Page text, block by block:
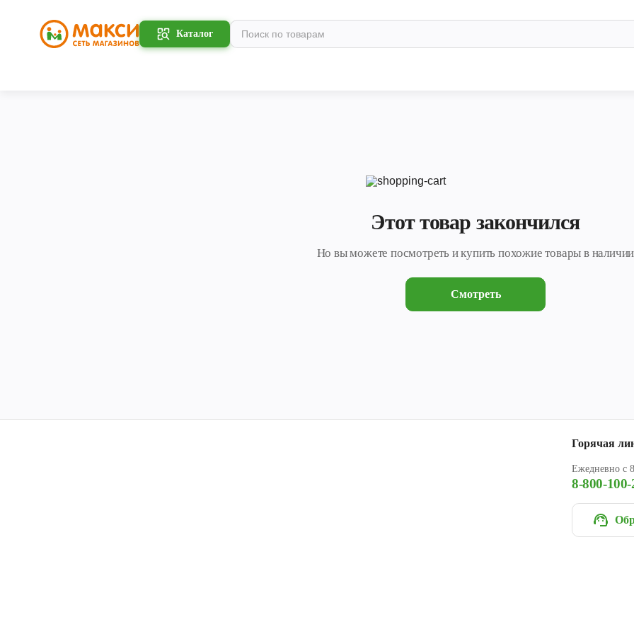
Каталог
Этот товар закончился
Но вы можете посмотреть и купить похожие товары в наличии
Смотреть
Горячая
Ежедневно с
8-800-100-